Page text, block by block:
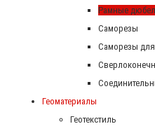
Рамные
Саморезы
Саморезы
Геоматериалы
Геотекстиль